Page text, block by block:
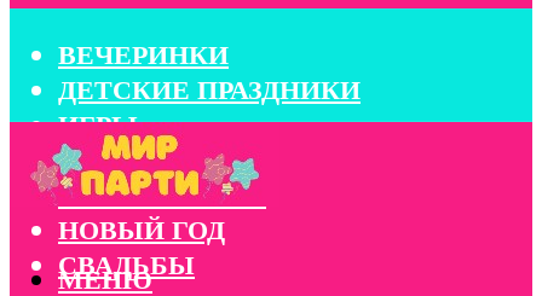
ВЕЧЕРИНКИ
ДЕТСКИЕ ПРАЗДНИКИ
ИГРЫ
КОНКУРСЫ
КОРПОРАТИВЫ
НОВЫЙ ГОД
СВАДЬБЫ
МЕНЮ